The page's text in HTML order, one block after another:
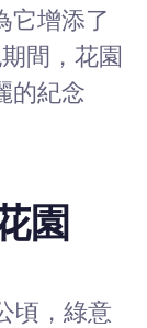
它增添了
間，花園
的紀念
園
頃，綠意